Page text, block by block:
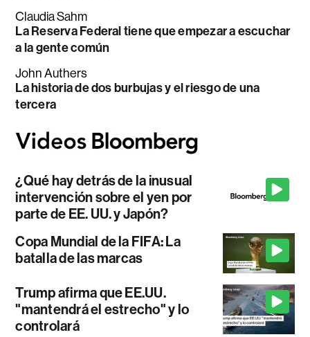
Claudia Sahm
La Reserva Federal tiene que empezar a escuchar
a la gente común
John Authers
La historia de dos burbujas y el riesgo de una
tercera
¿Qué hay detrás de la inusual
intervención sobre el yen por
parte de EE. UU. y Japón?
Copa Mundial de la FIFA: La
batalla de las marcas
Trump afirma que EE.UU.
"mantendrá el estrecho" y lo
controlará